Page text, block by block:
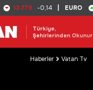
13.779 -0,14 EURO
Türkiye,
Şehirlerinden Okunur
Haberler Vatan Tv